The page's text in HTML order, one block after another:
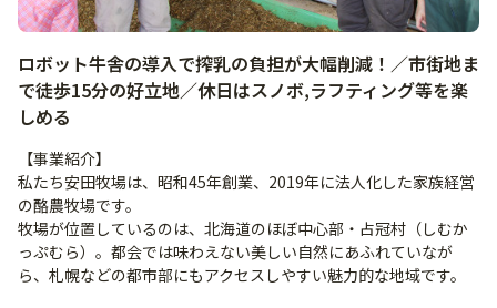
ロボット牛舎の導入で搾乳の負担が大幅削減！／市街地ま
で徒歩15分の好立地／休日はスノボ,ラフティング等を楽
しめる
【事業紹介】
私たち安田牧場は、昭和45年創業、2019年に法人化した家族経営
の酪農牧場です。
牧場が位置しているのは、北海道のほぼ中心部・占冠村（しむか
っぷむら）。都会では味わえない美しい自然にあふれていなが
ら、札幌などの都市部にもアクセスしやすい魅力的な地域です。